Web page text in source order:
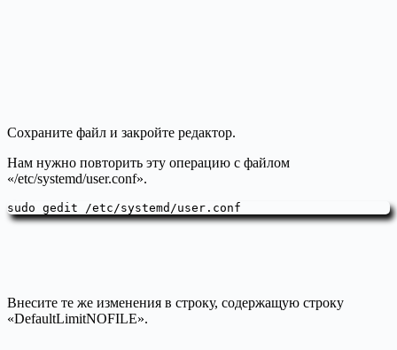
Сохраните файл и закройте редактор.
Нам нужно повторить эту операцию с файлом
«/etc/systemd/user.conf».
sudo gedit /etc/systemd/user.conf
Внесите те же изменения в строку, содержащую строку
«DefaultLimitNOFILE».